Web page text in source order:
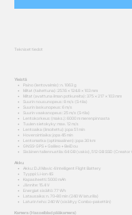
Tekniset tiedot
Yleistä
• Paino (lentovalmis): n. 1063 g
• Mitat (taitettuna): 257.6 × 124.8 × 103 mm
• Mitat (avattuna ilman potkureita): 375 × 217 × 103 mm
• Suurin nousunopeus: 8 m/s (S-tila)
• Suurin laskunopeus: 6 m/s
• Suurin vaakanopeus: 25 m/s (S-tila)
• Lentokorkeus (maks.): 6000 m merenpinnasta
• Tuulen sietokyky: max. 12 m/s
• Lentoaika (ilmoitettu): jopa 51 min
• Hoverointiaika: jopa 45 min
• Lentomatka (optimaalinen): jopa 30 km
• GNSS: GPS + Galileo + BeiDou
• Sisäinen tallennustila: 64 GB (vakio), 512 GB SSD (Creator
Akku
• Akku: DJI Mavic 4 Intelligent Flight Battery
• Tyyppi: Li-ion 4S
• Kapasiteetti: 5000 mAh
• Jännite: 15.4 V
• Energiat sisältö: 77 Wh
• Latausaika: n. 70–80 min (240 W laturilla)
• Laturin teho: 240 W (sisältyy Combo-pakettiin)
Kamera (Hasselblad pääkamera)